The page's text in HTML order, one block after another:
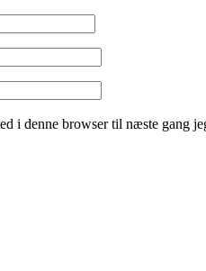
i denne browser til næste gang